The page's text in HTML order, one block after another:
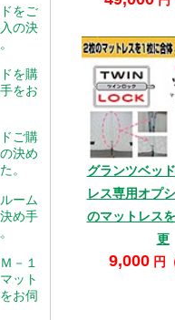
をご
の決
を購
をお
ご購
決め
。
ーム
め手
－１
ット
お伺
グランツベッ
レス専用オプ
のマットレス
更
9,000 円